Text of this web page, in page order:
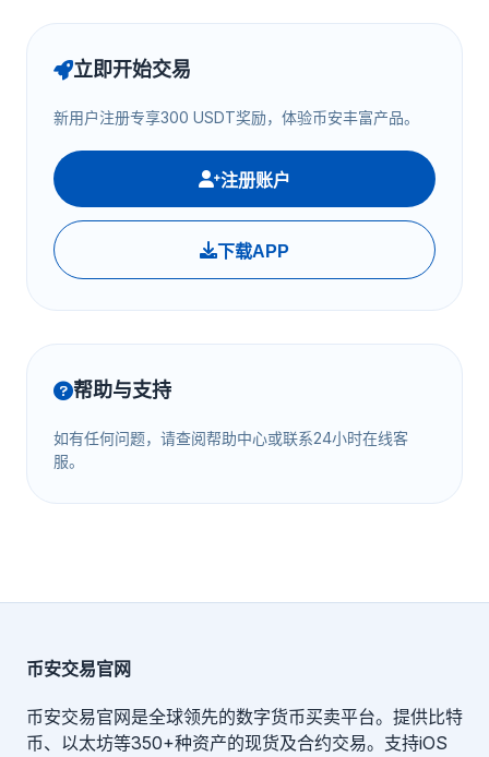
立即开始交易
新用户注册专享300 USDT奖励，体验币安丰富产品。
注册账户
下载APP
帮助与支持
如有任何问题，请查阅帮助中心或联系24小时在线客
服。
币安交易官网
币安交易官网是全球领先的数字货币买卖平台。提供比特
币、以太坊等350+种资产的现货及合约交易。支持iOS